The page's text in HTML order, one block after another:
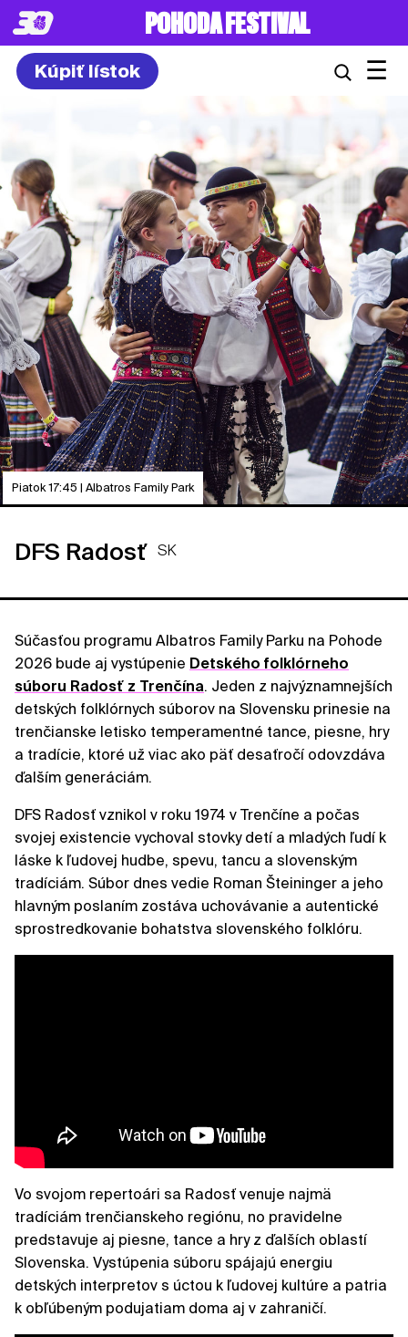
POHODA FESTIVAL
Kúpiť lístok ☰
Piatok 17:45 | Albatros Family Park
DFS Radosť SK
Súčasťou programu Albatros Family Parku na Pohode
2026 bude aj vystúpenie Detského folklórneho
súboru Radosť z Trenčína. Jeden z najvýznamnejších
detských folklórnych súborov na Slovensku prinesie na
trenčianske letisko temperamentné tance, piesne, hry
a tradície, ktoré už viac ako päť desaťročí odovzdáva
ďalším generáciám.
DFS Radosť vznikol v roku 1974 v Trenčíne a počas
svojej existencie vychoval stovky detí a mladých ľudí k
láske k ľudovej hudbe, spevu, tancu a slovenským
tradíciám. Súbor dnes vedie Roman Šteininger a jeho
hlavným poslaním zostáva uchovávanie a autentické
sprostredkovanie bohatstva slovenského folklóru.
Vo svojom repertoári sa Radosť venuje najmä
tradíciám trenčianskeho regiónu, no pravidelne
predstavuje aj piesne, tance a hry z ďalších oblastí
Slovenska. Vystúpenia súboru spájajú energiu
detských interpretov s úctou k ľudovej kultúre a patria
k obľúbeným podujatiam doma aj v zahraničí.